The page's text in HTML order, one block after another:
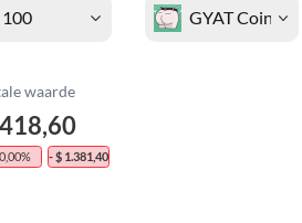
waarde
418,60
- $ 1.381,40